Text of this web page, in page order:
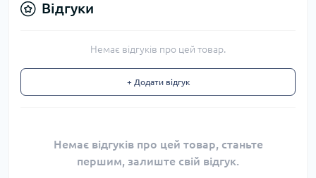
Відгуки
Немає відгуків про цей товар.
+ Додати відгук
Немає відгуків про цей товар, станьте
першим, залиште свій відгук.